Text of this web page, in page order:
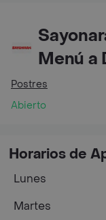
Menú a
Postres
Abierto
Horarios de
Lunes
Martes